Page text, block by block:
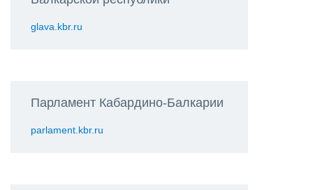
glava.kbr.ru
Парламент Кабардино-Балкарии
parlament.kbr.ru